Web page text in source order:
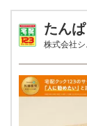
栄養素
エネルギー
ご飯セットの
その栄養価の
ーではない
カロリー
塩分
たん
株式会社